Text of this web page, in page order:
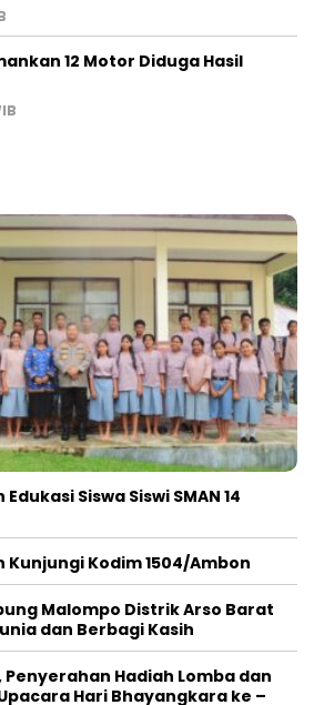
12 Motor Diduga Hasil
Siswa Siswi SMAN 14
Kodim 1504/Ambon
Malompo Distrik Arso Barat
dan Berbagi Kasih
Hadiah Lomba dan
Hari Bhayangkara ke –